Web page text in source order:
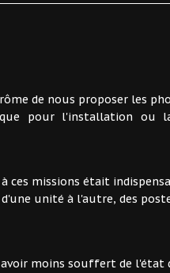
de nous proposer les
pour l'installation ou
ces missions était
unité à l'autre, des
moins souffert de l'état